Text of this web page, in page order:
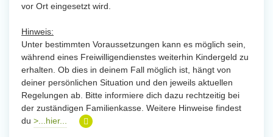
vor Ort eingesetzt wird.
Hinweis:
Unter bestimmten Voraussetzungen kann es möglich sein,
während eines Freiwilligendienstes weiterhin Kindergeld zu
erhalten. Ob dies in deinem Fall möglich ist, hängt von
deiner persönlichen Situation und den jeweils aktuellen
Regelungen ab. Bitte informiere dich dazu rechtzeitig bei
der zuständigen Familienkasse. Weitere Hinweise findest
du >...hier...